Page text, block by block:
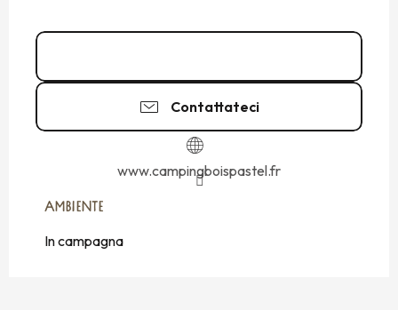
Contattateci
www.campingboispastel.fr
AMBIENTE
AMBIENTE
In campagna